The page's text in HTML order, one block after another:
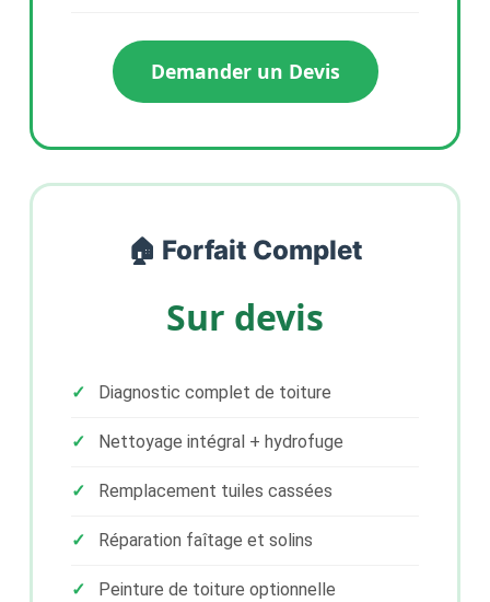
Demander un Devis
🏠 Forfait Complet
Sur devis
Diagnostic complet de toiture
Nettoyage intégral + hydrofuge
Remplacement tuiles cassées
Réparation faîtage et solins
Peinture de toiture optionnelle